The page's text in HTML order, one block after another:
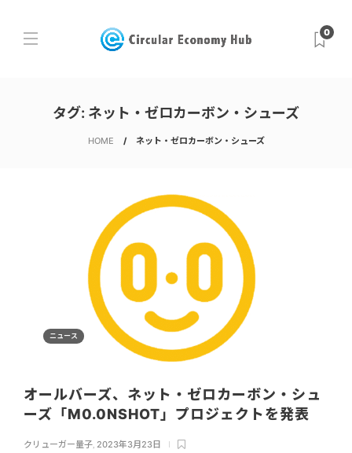
0
タグ: ネット・ゼロカーボン・シューズ
HOME ネット・ゼロカーボン・シューズ
ニュース
オールバーズ、ネット・ゼロカーボン・シュ
ーズ「M0.0NSHOT」プロジェクトを発表
クリューガー量子, 2023年3月23日